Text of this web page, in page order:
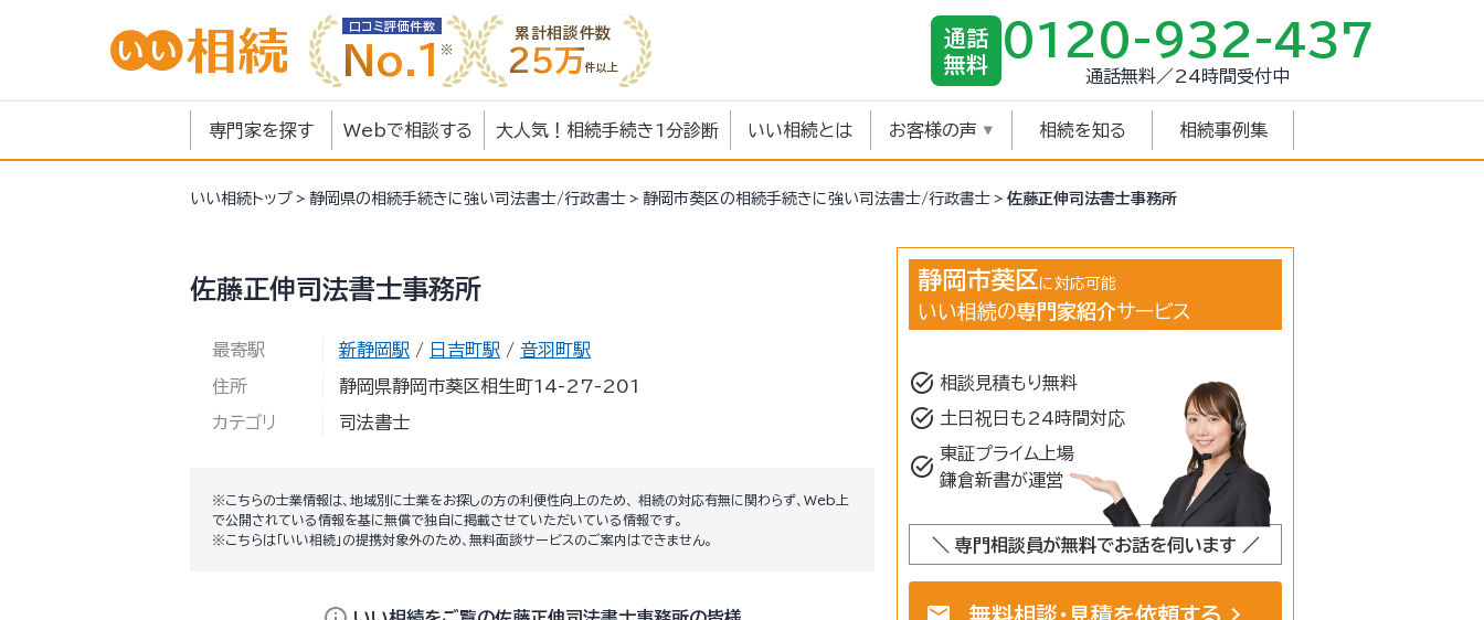
口コミ評価件数
No.1
累計相談件数
25万件以上
通話
無料
0120-932-437
通話無料／24時間受付中
専門家を探す Webで相談する 大人気！相続手続き1分診断 いい相続とは お客様の声 相続を知る 相続事例集
いい相続 トップ 静岡県の相続手続きに強い司法書士/行政書士 静岡市葵区の相続手続きに強い司法書士/行政書士 佐藤正伸司法書士事務所
佐藤正伸司法書士事務所
最寄駅 新静岡駅 / 日吉町駅 / 音羽町駅
住所 静岡県静岡市葵区相生町14-27-201
カテゴリ 司法書士
※こちらの士業情報は、地域別に士業をお探しの方の利便性向上のため、 相続の対応有無に関わらず、Web上
で公開されている情報を基に無償で独自に掲載させていただいている情報です。
※こちらは「いい相続」の提携対象外のため、無料面談サービスのご案内はできません。
静岡市葵区 に対応可能
いい相続の専門家紹介サービス
task_alt 相談見積もり無料
task_alt 土日祝日も24時間対応
task_alt 東証プライム上場
鎌倉新書が運営
＼ 専門相談員が無料でお話を伺います ／
mail 無料相談・見積を依頼する chevron_right